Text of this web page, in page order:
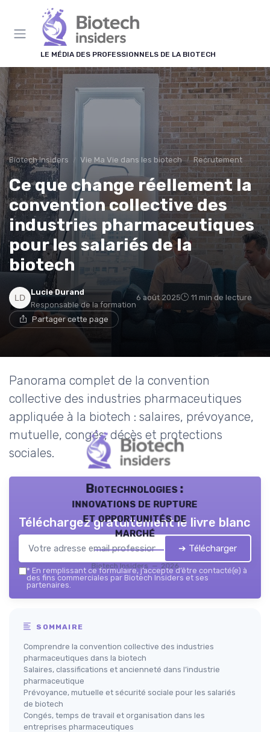
LE MÉDIA DES PROFESSIONNELS DE LA BIOTECH
Biotech Insiders Vie Ma Vie dans les biotech Recrutement
Ce que change réellement la
convention collective des
industries pharmaceutiques
pour les salariés de la
biotech
Lucie Durand
Responsable de la formation
6 août 2025 11 min de lecture
Partager cette page
Panorama complet de la convention
collective des industries pharmaceutiques
appliquée à la biotech : salaires, prévoyance,
mutuelle, congés, décès et protections
sociales.
Biotechnologies :
innovations de rupture
et opportunités de
marché
Biotech Insiders — 2026
Téléchargez gratuitement le livre blanc
➔ Télécharger
* En remplissant ce formulaire, j’accepte d’être contacté(e) à
des fins commerciales par Biotech Insiders et ses
partenaires.
SOMMAIRE
Comprendre la convention collective des industries
pharmaceutiques dans la biotech
Salaires, classifications et ancienneté dans l’industrie
pharmaceutique
Prévoyance, mutuelle et sécurité sociale pour les salariés
de biotech
Congés, temps de travail et organisation dans les
entreprises pharmaceutiques
Panneau de gestion des cookies